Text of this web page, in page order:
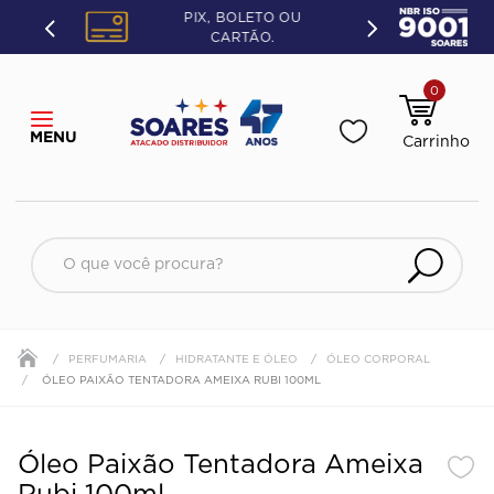
PIX, BOLETO OU
CARTÃO.
0
O que você procura?
PERFUMARIA HIDRATANTE E ÓLEO
ÓLEO CORPORAL
ÓLEO PAIXÃO TENTADORA AMEIXA RUBI 100ML
Óleo Paixão Tentadora Ameixa